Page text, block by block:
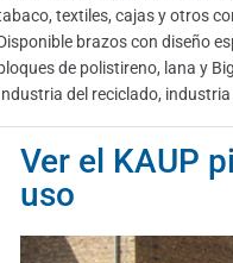
textiles, cajas y otros
brazos con diseño
de polistireno, lana y
del reciclado,
Ver el KAUP
uso